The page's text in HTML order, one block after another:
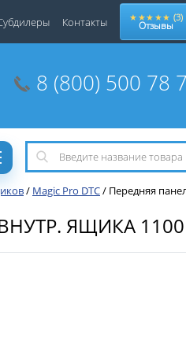
Контакты ★★★★★ (3)
Отзывы
8 (800) 500 78
/ Magic Pro DTC/ Передняя
ЯЩИКА 1100